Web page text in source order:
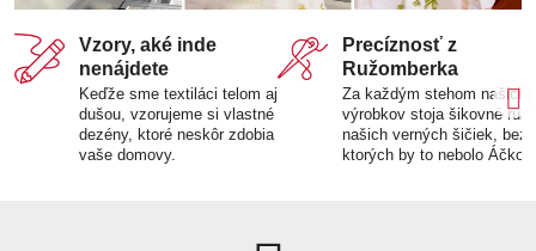
Vzory, aké inde
nenájdete
Keďže sme textiláci telom aj
dušou, vzorujeme si vlastné
dezény, ktoré neskôr zdobia
vaše domovy.
Precíznosť z
Ružomberka
Za každým stehom našich
výrobkov stoja šikovné ruky
našich verných šičiek, bez
ktorých by to nebolo Áčko.